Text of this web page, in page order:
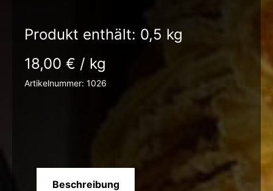
Produkt enthält: 0,5 kg
18,00 € / kg
Artikelnummer: 1026
Beschreibung